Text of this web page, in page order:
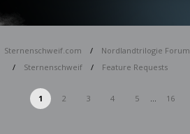
Sternenschweif.com Nordlandtrilogie Forum
Sternenschweif
Feature Requests
1 2 3 4 5 … 16